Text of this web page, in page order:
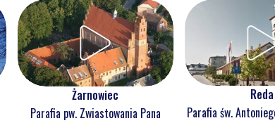
Żarnowiec
Parafia pw. Zwiastowania Pana
Reda
Parafia św.